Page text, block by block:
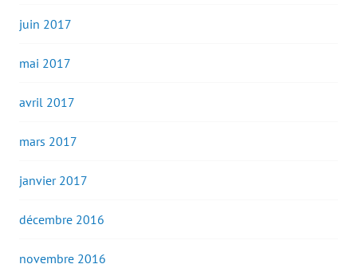
juin 2017
mai 2017
avril 2017
mars 2017
janvier 2017
décembre 2016
novembre 2016